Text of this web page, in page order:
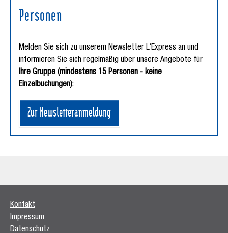
Personen
Melden Sie sich zu unserem Newsletter L‘Express an und
informieren Sie sich regelmäßig über unsere Angebote für
Ihre Gruppe (mindestens 15 Personen - keine
Einzelbuchungen):
Zur Newsletteranmeldung
Kontakt
Impressum
Datenschutz